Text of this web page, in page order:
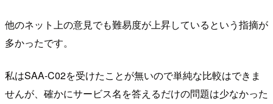
他のネット上の意見でも難易度が上昇しているという指摘が
多かったです。
私はSAA-C02を受けたことが無いので単純な比較はできま
せんが、確かにサービス名を答えるだけの問題は少なかった